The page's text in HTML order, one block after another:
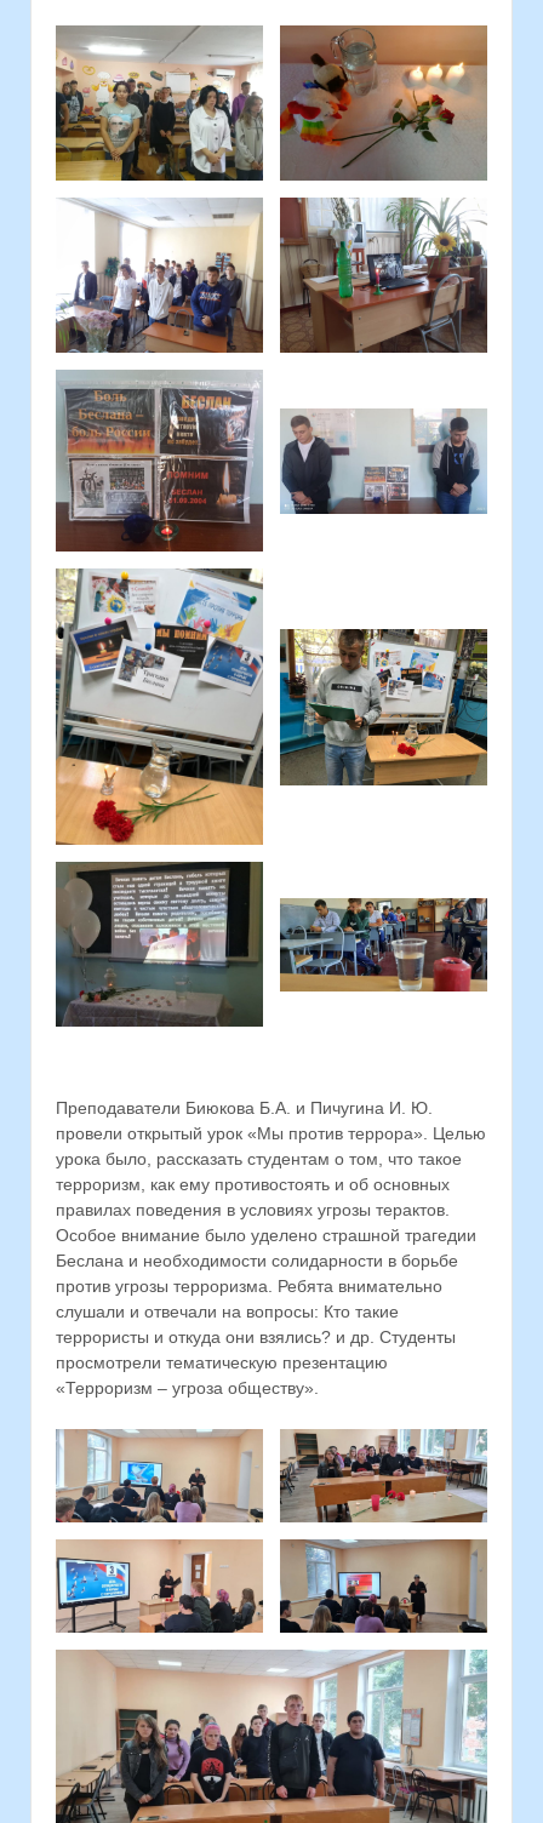
Преподаватели Биюкова Б.А. и Пичугина И. Ю.
провели открытый урок «Мы против террора». Целью
урока было, рассказать студентам о том, что такое
терроризм, как ему противостоять и об основных
правилах поведения в условиях угрозы терактов.
Особое внимание было уделено страшной трагедии
Беслана и необходимости солидарности в борьбе
против угрозы терроризма. Ребята внимательно
слушали и отвечали на вопросы: Кто такие
террористы и откуда они взялись? и др. Студенты
просмотрели тематическую презентацию
«Терроризм – угроза обществу».